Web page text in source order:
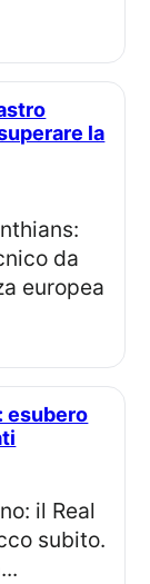
la
da
europea
subito.